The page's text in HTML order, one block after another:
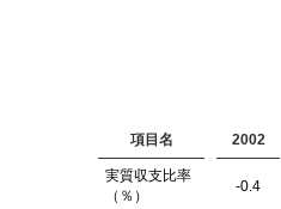
項目名 2002
実質収支比率
（％）
-0.4